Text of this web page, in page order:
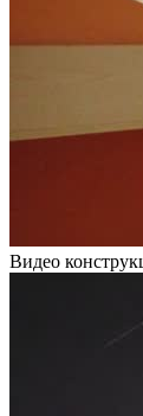
Видео